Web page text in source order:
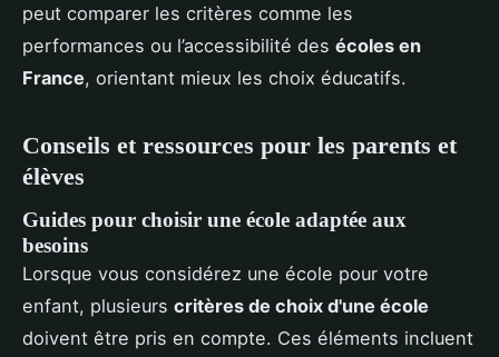
peut comparer les critères comme les
performances ou l’accessibilité des écoles en
France, orientant mieux les choix éducatifs.
Conseils et ressources pour les parents et
élèves
Guides pour choisir une école adaptée aux
besoins
Lorsque vous considérez une école pour votre
enfant, plusieurs critères de choix d'une école
doivent être pris en compte. Ces éléments incluent